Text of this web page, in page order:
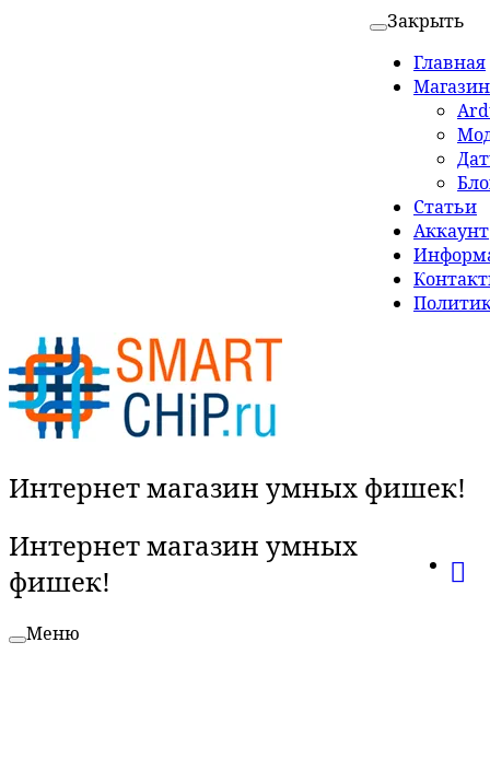
Закрыть
Главная
Магазин
Статьи
Аккаунт
Интернет магазин умных фишек!
Интернет магазин умных
фишек!
Меню